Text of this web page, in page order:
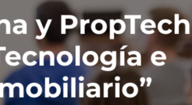
y PropTech
e